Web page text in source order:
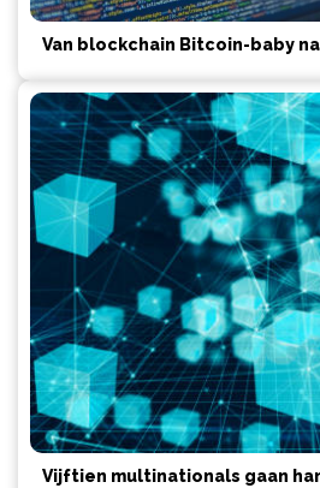
Van blockchain Bitcoin-baby
Vijftien multinationals gaan